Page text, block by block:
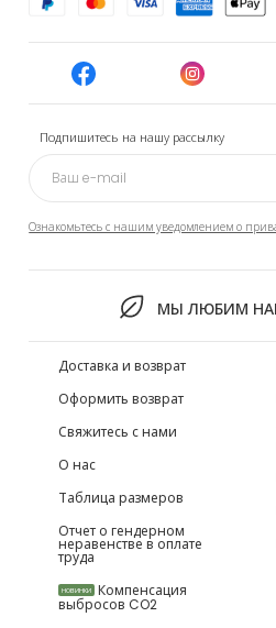
Подпишитесь на нашу рассылку
Ознакомьтесь с нашим уведомлением о
МЫ ЛЮБИМ
Доставка и возврат
Оформить возврат
Свяжитесь с нами
О нас
Таблица размеров
Отчет о гендерном
неравенстве в оплате
труда
НОВИНКИ Компенсация
выбросов CO2